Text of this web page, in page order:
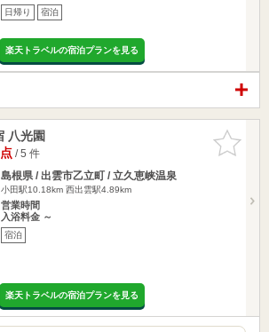
日帰り 宿泊
楽天トラベルの宿泊プランを見る
お気に入
りに追加
八光園
/ 5 件
島根県 / 出雲市乙立町 / 立久恵峡温泉
小田駅10.18km 西出雲駅4.89km
営業時間
入浴料金 ～
宿泊
楽天トラベルの宿泊プランを見る